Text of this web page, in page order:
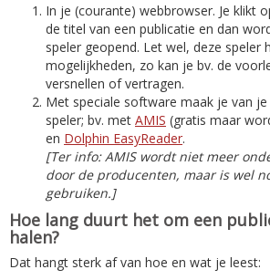
In je (courante) webbrowser. Je klikt
de titel van een publicatie en dan
speler geopend. Let wel, deze speler
mogelijkheden, zo kan je bv. de
versnellen of vertragen.
Met speciale software maak je van
speler; bv. met AMIS (gratis maar
en Dolphin EasyReader.
[Ter info: AMIS wordt niet meer
door de producenten, maar is wel
gebruiken.]
Hoe lang duurt het om een
halen?
Dat hangt sterk af van hoe en wat je leest: